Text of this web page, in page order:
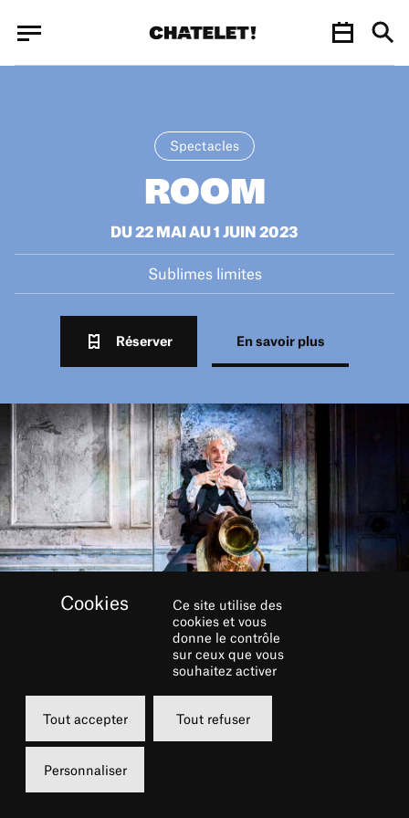
Spectacles
ROOM
DU 22 MAI AU 1 JUIN 2023
Sublimes limites
Réserver En savoir plus
Débrider, exalter, partager…
Ce site utilise des
cookies et vous
donne le contrôle
sur ceux que vous
souhaitez activer
Tout accepter Tout refuser
Personnaliser